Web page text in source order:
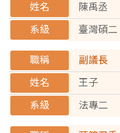
資
陳禹丞
臺灣碩二
副議長
王子
法專二